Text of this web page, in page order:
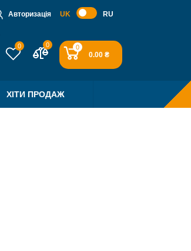
Авторизація UK RU
0 0 0
0.00 ₴
ХІТИ ПРОДАЖ